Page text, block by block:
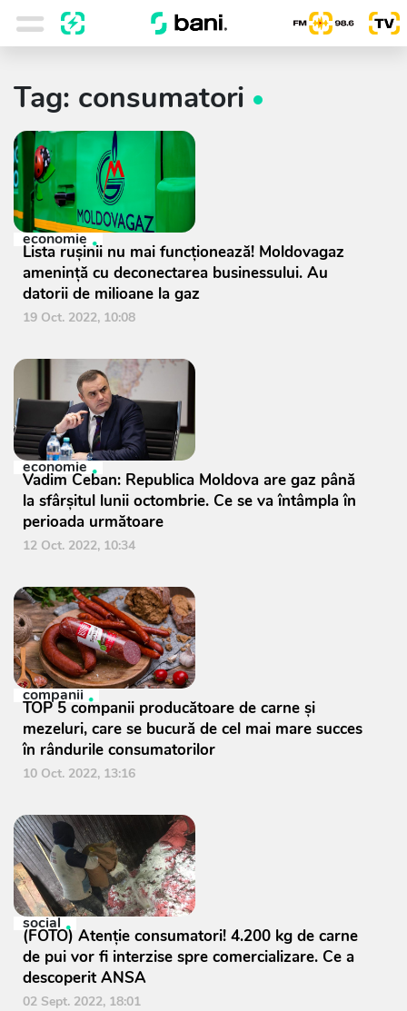
Tag: consumatori
economie
Lista rușinii nu mai funcționează! Moldovagaz
amenință cu deconectarea businessului. Au
datorii de milioane la gaz
19 Oct. 2022, 10:08
economie
Vadim Ceban: Republica Moldova are gaz până
la sfârșitul lunii octombrie. Ce se va întâmpla în
perioada următoare
12 Oct. 2022, 10:34
companii
TOP 5 companii producătoare de carne şi
mezeluri, care se bucură de cel mai mare succes
în rândurile consumatorilor
10 Oct. 2022, 13:16
social
(FOTO) Atenție consumatori! 4.200 kg de carne
de pui vor fi interzise spre comercializare. Ce a
descoperit ANSA
02 Sept. 2022, 18:01